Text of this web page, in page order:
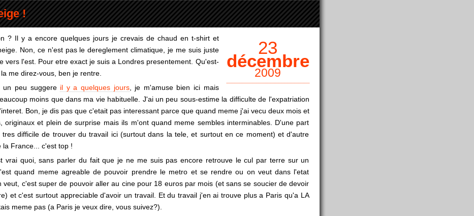
!
23
décembre
2009
? Il y a encore quelques jours je crevais de chaud en t-shirt et
Non, ce n'est pas le dereglement climatique, je me suis juste
vers l'est. Pour etre exact je suis a Londres presentement. Qu'est-
me direz-vous, ben je rentre.
un peu suggere il y a quelques jours, je m'amuse bien ici mais
moins que dans ma vie habituelle. J'ai un peu sous-estime la difficulte de l'expatriation
Bon, je dis pas que c'etait pas interessant parce que quand meme j'ai vecu deux mois et
originaux et plein de surprise mais ils m'ont quand meme sembles interminables. D'une part
tres difficile de trouver du travail ici (surtout dans la tele, et surtout en ce moment) et d'autre
la France... c'est top !
vrai quoi, sans parler du fait que je ne me suis pas encore retrouve le cul par terre sur un
quand meme agreable de pouvoir prendre le metro et se rendre ou on veut dans l'etat
veut, c'est super de pouvoir aller au cine pour 18 euros par mois (et sans se soucier de devoir
et c'est surtout appreciable d'avoir un travail. Et du travail j'en ai trouve plus a Paris qu'a LA
meme pas (a Paris je veux dire, vous suivez?).